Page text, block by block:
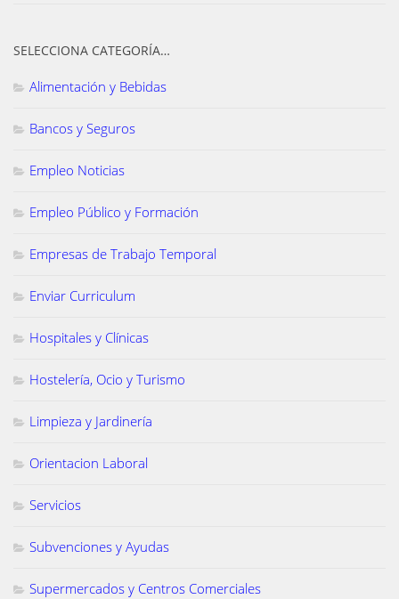
SELECCIONA CATEGORÍA…
Alimentación y Bebidas
Bancos y Seguros
Empleo Noticias
Empleo Público y Formación
Empresas de Trabajo Temporal
Enviar Curriculum
Hospitales y Clínicas
Hostelería, Ocio y Turismo
Limpieza y Jardinería
Orientacion Laboral
Servicios
Subvenciones y Ayudas
Supermercados y Centros Comerciales